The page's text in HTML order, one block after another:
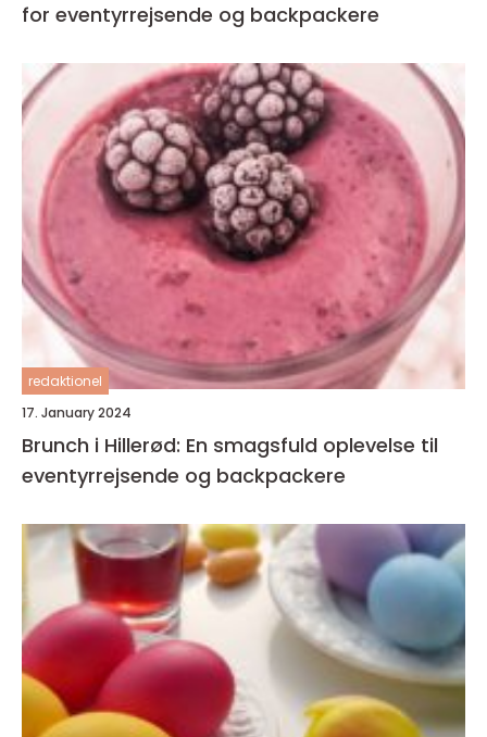
for eventyrrejsende og backpackere
redaktionel
17. January 2024
Brunch i Hillerød: En smagsfuld oplevelse til
eventyrrejsende og backpackere